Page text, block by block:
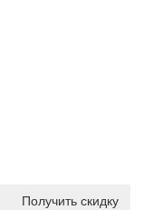
Получить скидку